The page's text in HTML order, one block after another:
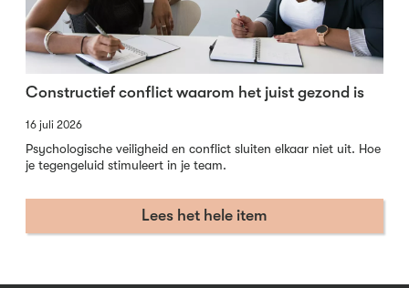
Constructief conflict waarom het juist gezond is
16 juli 2026
Psychologische veiligheid en conflict sluiten elkaar niet uit. Hoe
je tegengeluid stimuleert in je team.
Lees het hele item